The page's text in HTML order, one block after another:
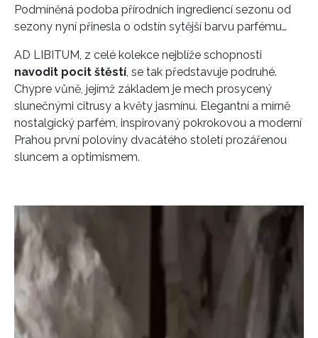
Podmíněná podoba přírodních ingrediencí sezonu od
sezony nyní přinesla o odstín sytější barvu parfému…
AD LIBITUM, z celé kolekce nejblíže schopnosti
navodit pocit štěstí, se tak představuje podruhé.
Chypre vůně, jejímž základem je mech prosycený
slunečnými citrusy a květy jasmínu. Elegantní a mírně
nostalgický parfém, inspirovaný pokrokovou a moderní
Prahou první poloviny dvacátého století prozářenou
sluncem a optimismem.